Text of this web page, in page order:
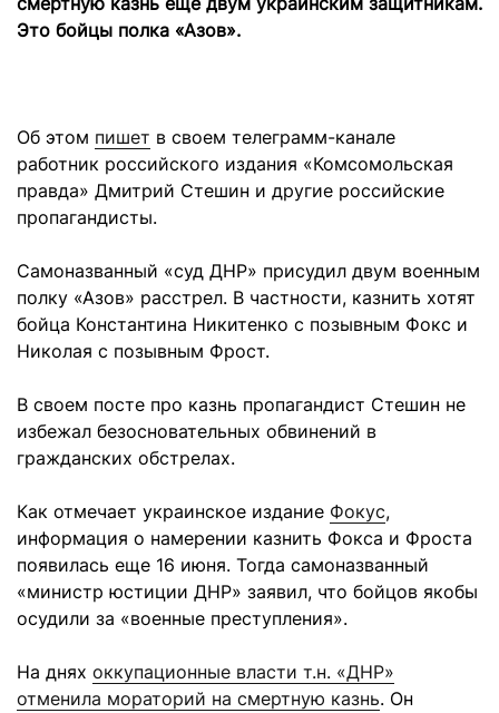
Это бойцы полка «Азов».
Об этом пишет в своем телеграмм-канале
работник российского издания «Комсомольская
правда» Дмитрий Стешин и другие российские
пропагандисты.
Самоназванный «суд ДНР» присудил двум военным
полку «Азов» расстрел. В частности, казнить хотят
бойца Константина Никитенко с позывным Фокс и
Николая с позывным Фрост.
В своем посте про казнь пропагандист Стешин не
избежал безосновательных обвинений в
гражданских обстрелах.
Как отмечает украинское издание Фокус,
информация о намерении казнить Фокса и Фроста
появилась еще 16 июня. Тогда самоназванный
«министр юстиции ДНР» заявил, что бойцов якобы
осудили за «военные преступления».
На днях оккупационные власти т.н. «ДНР»
отменила мораторий на смертную казнь. Он